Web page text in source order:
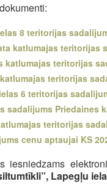
8 teritorijas
katlumajas teritorijas
katlumajas teritorijas
teritorijas
6 teritorijas
sadalijums Priedaines
teritorijas
cenu aptaujai KS
iesniedzams
Lapegļu